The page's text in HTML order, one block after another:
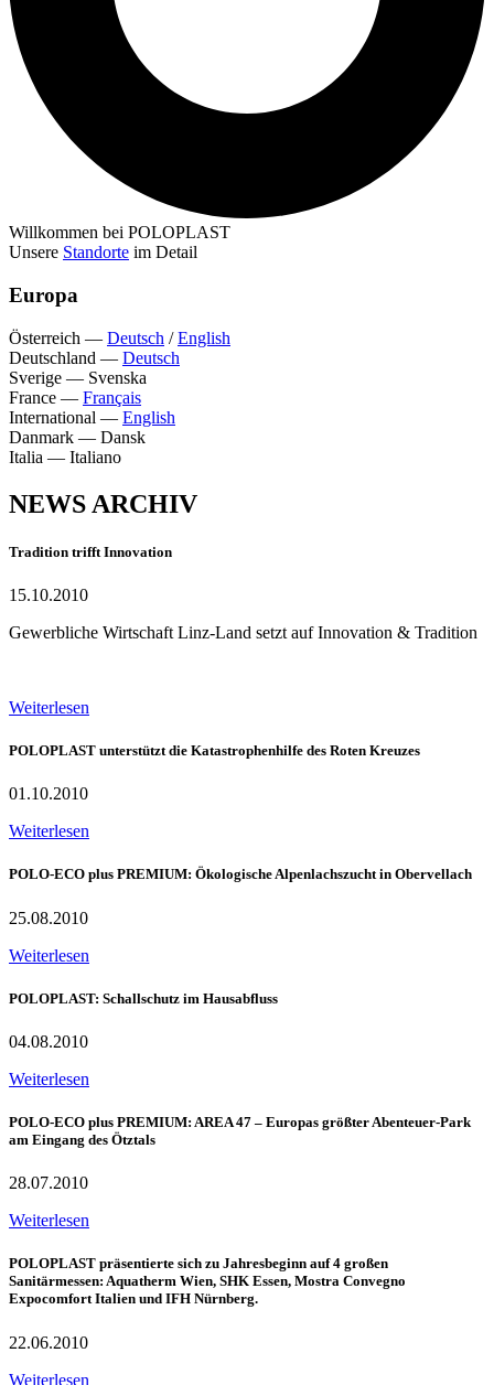
Willkommen bei POLOPLAST
Unsere Standorte im Detail
Europa
Österreich — Deutsch /English
Deutschland — Deutsch
Sverige — Svenska
France — Français
International — English
Danmark — Dansk
Italia — Italiano
NEWS ARCHIV
Tradition trifft Innovation
15.10.2010
Gewerbliche Wirtschaft Linz-Land setzt auf Innovation & Tradition
Weiterlesen
POLOPLAST unterstützt die Katastrophenhilfe des Roten Kreuzes
01.10.2010
Weiterlesen
POLO-ECO plus PREMIUM: Ökologische Alpenlachszucht in Obervellach
25.08.2010
Weiterlesen
POLOPLAST: Schallschutz im Hausabfluss
04.08.2010
Weiterlesen
POLO-ECO plus PREMIUM: AREA 47 – Europas größter Abenteuer-Park
am Eingang des Ötztals
28.07.2010
Weiterlesen
POLOPLAST präsentierte sich zu Jahresbeginn auf 4 großen
Sanitärmessen: Aquatherm Wien, SHK Essen, Mostra Convegno
Expocomfort Italien und IFH Nürnberg.
22.06.2010
Weiterlesen